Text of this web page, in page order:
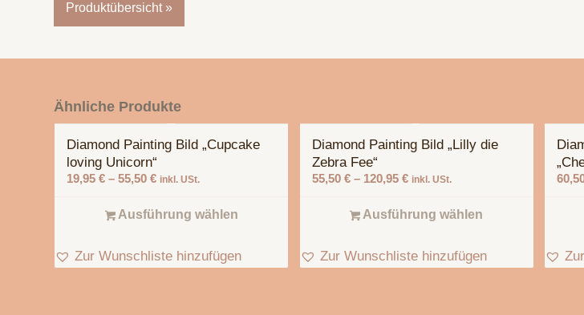
Produktübersicht »
Ähnliche Produkte
Diamond Painting Bild „Cupcake
loving Unicorn“
19,95 € – 55,50 € inkl. USt.
Ausführung wählen
Zur Wunschliste hinzufügen
Diamond Painting Bild „Lilly die
Zebra Fee“
55,50 €– 120,95 € inkl. USt.
Ausführung wählen
Zur Wunschliste hinzufügen